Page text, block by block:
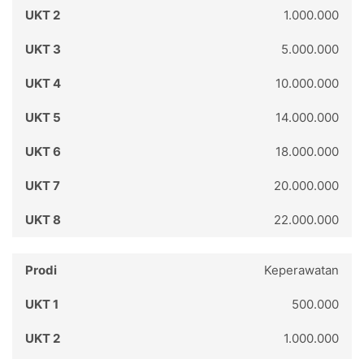
1.000.000
5.000.000
10.000.000
14.000.000
18.000.000
20.000.000
22.000.000
Keperawatan
500.000
1.000.000